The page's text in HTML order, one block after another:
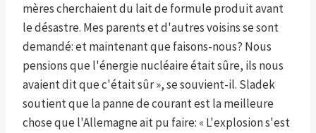
mères cherchaient du lait de formule produit avant
le désastre. Mes parents et d'autres voisins se sont
demandé: et maintenant que faisons-nous? Nous
pensions que l'énergie nucléaire était sûre, ils nous
avaient dit que c'était sûr », se souvient-il. Sladek
soutient que la panne de courant est la meilleure
chose que l'Allemagne ait pu faire: « L'explosion s'est